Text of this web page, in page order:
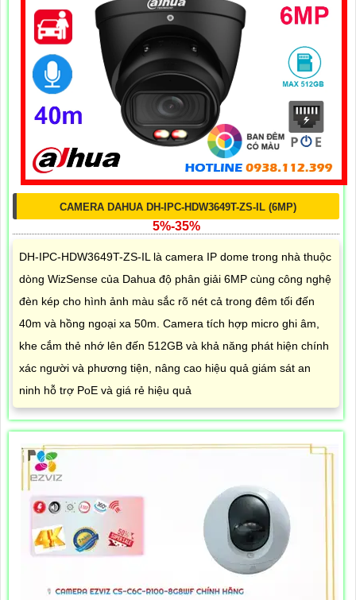
CAMERA DAHUA DH-IPC-HDW3649T-ZS-IL (6MP)
5%-35%
DH-IPC-HDW3649T-ZS-IL là camera IP dome trong nhà thuộc
dòng WizSense của Dahua độ phân giải 6MP cùng công nghệ
đèn kép cho hình ảnh màu sắc rõ nét cả trong đêm tối đến
40m và hồng ngoại xa 50m. Camera tích hợp micro ghi âm,
khe cắm thẻ nhớ lên đến 512GB và khả năng phát hiện chính
xác người và phương tiện, nâng cao hiệu quả giám sát an
ninh hỗ trợ PoE và giá rẻ hiệu quả